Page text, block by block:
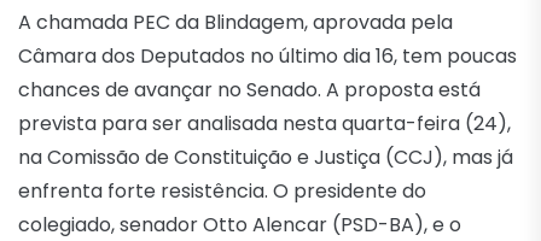
A chamada PEC da Blindagem, aprovada pela
Câmara dos Deputados no último dia 16, tem poucas
chances de avançar no Senado. A proposta está
prevista para ser analisada nesta quarta-feira (24),
na Comissão de Constituição e Justiça (CCJ), mas já
enfrenta forte resistência. O presidente do
colegiado, senador Otto Alencar (PSD-BA), e o